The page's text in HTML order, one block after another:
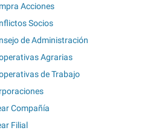
Acciones
Socios
de Administración
Agrarias
de Trabajo
Compañía
Filial